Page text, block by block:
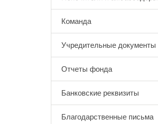
Команда
Учредительные документы
Отчеты фонда
Банковские реквизиты
Благодарственные письма